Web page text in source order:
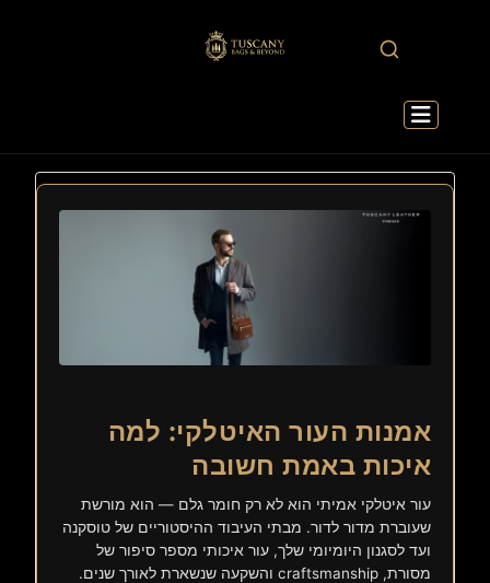
אמנות העור האיטלקי: למה
איכות באמת חשובה
עור איטלקי אמיתי הוא לא רק חומר גלם — הוא מורשת
שעוברת מדור לדור. מבתי העיבוד ההיסטוריים של טוסקנה
ועד לסגנון היומיומי שלך, עור איכותי מספר סיפור של
מסורת, craftsmanship והשקעה שנשארת לאורך שנים.